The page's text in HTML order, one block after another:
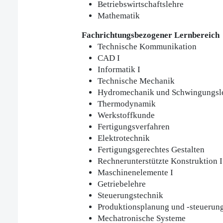
Betriebswirtschaftslehre
Mathematik
Fachrichtungsbezogener Lernbereich
Technische Kommunikation
CAD I
Informatik I
Technische Mechanik
Hydromechanik und
Thermodynamik
Werkstoffkunde
Fertigungsverfahren
Elektrotechnik
Fertigungsgerechtes Gestalten
Rechnerunterstützte Konstruktion I
Maschinenelemente I
Getriebelehre
Steuerungstechnik
Produktionsplanung und -
Mechatronische Systeme